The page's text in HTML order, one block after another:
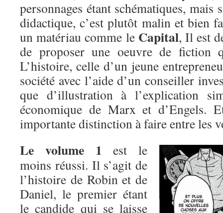
personnages étant schématiques, mais
didactique, c’est plutôt malin et bien
un matériau comme le Capital, Il est
de proposer une oeuvre de fiction
L’histoire, celle d’un jeune
société avec l’aide d’un conseiller
que d’illustration à l’explication
économique de Marx et
importante distinction à faire entre les
Le volume 1 est le
moins réussi. Il s’agit de
l’histoire de Robin et de
Daniel, le premier étant
le candide qui se laisse